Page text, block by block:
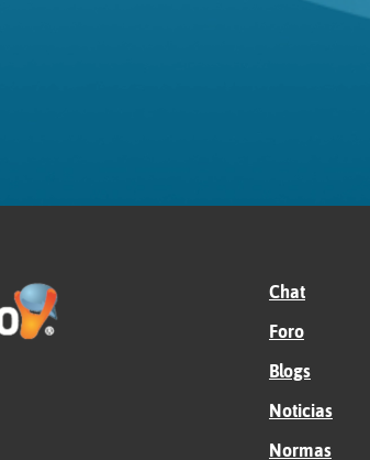
Chat
Foro
Blogs
Noticias
Normas